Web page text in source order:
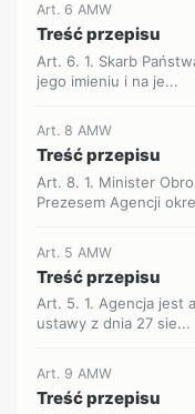
Art. 6 AMW
Treść przepisu
Art. 6. 1. Skarb
jego imieniu i na je...
Art. 8 AMW
Treść przepisu
Art. 8. 1. Minister
Prezesem Agencji
Art. 5 AMW
Treść przepisu
Art. 5. 1. Agencja jest
ustawy z dnia 27 sie...
Art. 9 AMW
Treść przepisu